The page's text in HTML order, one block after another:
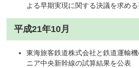
よる早期実現に関する決議を求め
平成21年10月
東海旅客鉄道株式会社と鉄道運輸
ニア中央新幹線の試算結果を公表